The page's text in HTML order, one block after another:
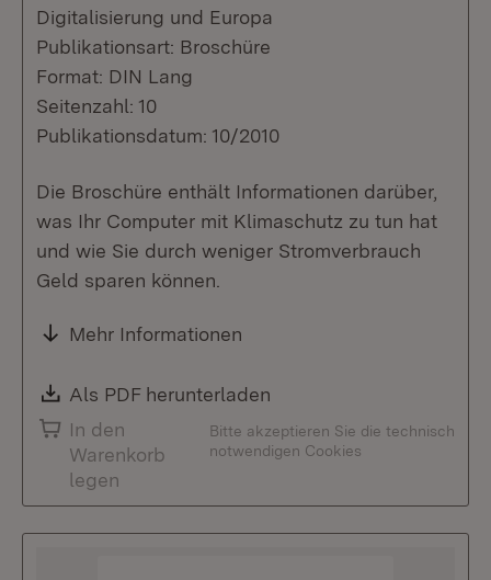
Digitalisierung und Europa
Publikationsart: Broschüre
Format: DIN Lang
Seitenzahl: 10
Publikationsdatum: 10/2010
Die Broschüre enthält Informationen darüber,
was Ihr Computer mit Klimaschutz zu tun hat
und wie Sie durch weniger Stromverbrauch
Geld sparen können.
Mehr Informationen
Download:
Als PDF herunterladen
In den
Warenkorb
legen
Bitte akzeptieren Sie die technisch
notwendigen Cookies